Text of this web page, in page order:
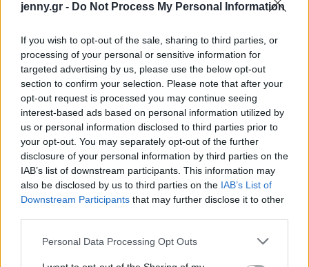
jenny.gr - Do Not Process My Personal Information
If you wish to opt-out of the sale, sharing to third parties, or
processing of your personal or sensitive information for
targeted advertising by us, please use the below opt-out
section to confirm your selection. Please note that after your
opt-out request is processed you may continue seeing
interest-based ads based on personal information utilized by
us or personal information disclosed to third parties prior to
your opt-out. You may separately opt-out of the further
disclosure of your personal information by third parties on the
IAB’s list of downstream participants. This information may
also be disclosed by us to third parties on the IAB’s List of
Downstream Participants that may further disclose it to other
Please note that this website/app uses one or more Google
Personal Data Processing Opt Outs
BEST OF INTERNET